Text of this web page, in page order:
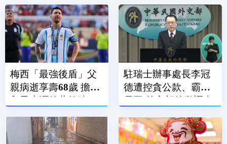
梅西「最強後盾」父
親病逝享壽68歲 擔任
兒子生涯啟蒙教練、
駐瑞士辦事處長李冠
德遭控貪公款、霸凌
員工 外交部啟動調查